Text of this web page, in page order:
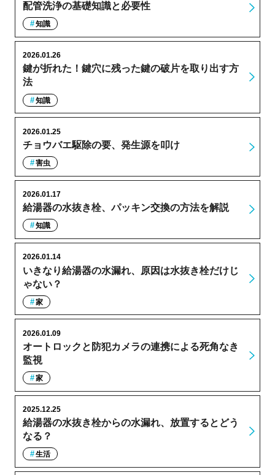
配管洗浄の基礎知識と必要性
知識
鍵が折れた！鍵穴に残った鍵の破片を取り出す方
法
2026.01.26
知識
チョウバエ駆除の要、発生源を叩け
2026.01.25
害虫
給湯器の水抜き栓、パッキン交換の方法を解説
2026.01.17
知識
いきなり給湯器の水漏れ、原因は水抜き栓だけじ
ゃない？
2026.01.14
家
オートロックと防犯カメラの連携による死角なき
監視
2026.01.09
家
給湯器の水抜き栓からの水漏れ、放置するとどう
なる？
2025.12.25
生活